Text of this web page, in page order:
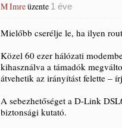
M Imreüzente 1 éve
Mielőbb cserélje le, ha ilyen
Közel 60 ezer hálózati
kihasználva a támadók
átvehetik az irányítást felette –
A sebezhetőséget a D-Link
biztonsági kutató.